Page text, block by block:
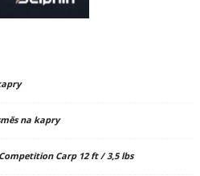
na kapry
Carp 12 ft / 3,5 lbs